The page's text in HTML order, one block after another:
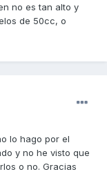
no es tan alto y
de 50cc, o
lo hago por el
y no he visto que
o no. Gracias